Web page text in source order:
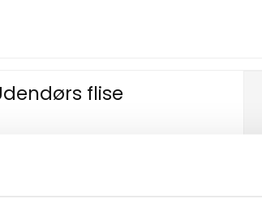
flise